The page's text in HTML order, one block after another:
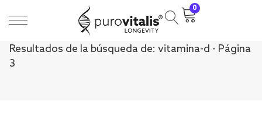
0
Resultados de la búsqueda de: vitamina-d - Página
3